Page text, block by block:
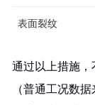
表面裂纹
通过以上措施，
（普通工况数